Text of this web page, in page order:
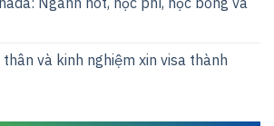
và kinh nghiệm xin visa thành